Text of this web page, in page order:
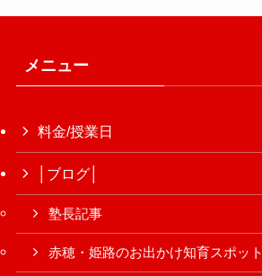
メニュー
料金/授業日
│ブログ│
塾長記事
赤穂・姫路のお出かけ知育スポット